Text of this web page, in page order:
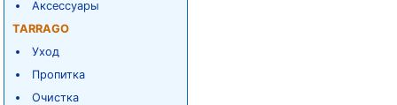
Аксессуары
TARRAGO
Уход
Пропитка
Очистка